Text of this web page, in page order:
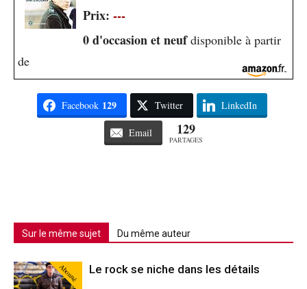
Prix: ---
0 d'occasion et neufdisponible à partir
de
Facebook 129 Twitter LinkedIn
Email 129
PARTAGES
Sur le même sujet Du même auteur
Abonné Le rock se niche dans les détails